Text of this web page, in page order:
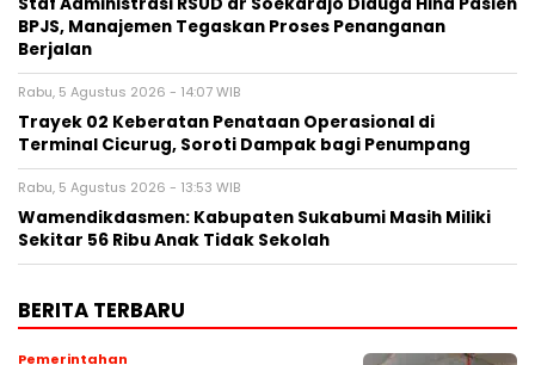
Staf Administrasi RSUD dr Soekardjo Diduga Hina Pasien
BPJS, Manajemen Tegaskan Proses Penanganan
Berjalan
Rabu, 5 Agustus 2026 - 14:07 WIB
‎Trayek 02 Keberatan Penataan Operasional di
Terminal Cicurug, Soroti Dampak bagi Penumpang
Rabu, 5 Agustus 2026 - 13:53 WIB
Wamendikdasmen: Kabupaten Sukabumi Masih Miliki
Sekitar 56 Ribu Anak Tidak Sekolah
BERITA TERBARU
Pemerintahan